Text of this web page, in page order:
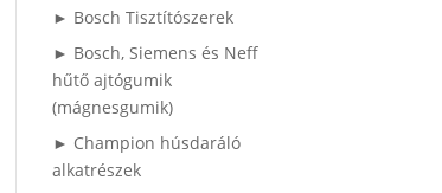
► Bosch Tisztítószerek
► Bosch, Siemens és Neff
hűtő ajtógumik
(mágnesgumik)
► Champion húsdaráló
alkatrészek